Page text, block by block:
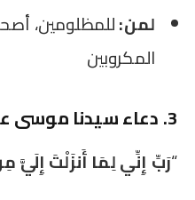
لمن:للمظلومين،
المكروبين
3. دعاء سيدنا موسى عليه السلام
“رَبِّ إِنِّي لِمَا أَنزَلْتَ إِلَيَّ